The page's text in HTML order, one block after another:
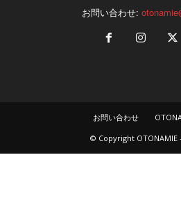
お問い合わせ:
お問い合わせ
© Copyright OTONAMIE